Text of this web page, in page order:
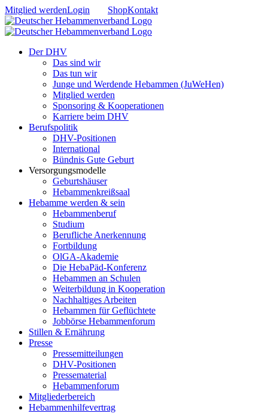
Zum
Inhalt
springen
Mitglied werdenLogin ShopKontakt
Der DHV
Das sind wir
Das tun wir
Junge und Werdende Hebammen (JuWeHen)
Mitglied werden
Sponsoring & Kooperationen
Karriere beim DHV
Berufspolitik
DHV-Positionen
International
Bündnis Gute Geburt
Versorgungsmodelle
Geburtshäuser
Hebammenkreißsaal
Hebamme werden & sein
Hebammenberuf
Studium
Berufliche Anerkennung
Fortbildung
OlGA-Akademie
Die HebaPäd-Konferenz
Hebammen an Schulen
Weiterbildung in Kooperation
Nachhaltiges Arbeiten
Hebammen für Geflüchtete
Jobbörse Hebammenforum
Stillen & Ernährung
Presse
Pressemitteilungen
DHV-Positionen
Pressematerial
Hebammenforum
Mitgliederbereich
Hebammenhilfevertrag